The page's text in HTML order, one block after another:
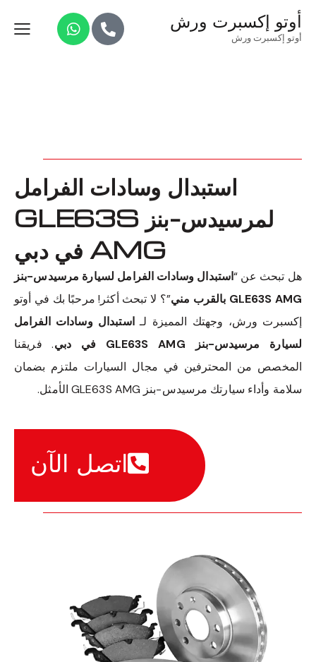
أوتو إكسبرت ورش
أوتو إكسبرت ورش
استبدال وسادات الفرامل
لمرسيدس-بنز GLE63S
AMG في دبي
هل تبحث عن “استبدال وسادات الفرامل لسيارة مرسيدس-بنز
GLE63S AMG بالقرب مني
”؟ لا تبحث أكثر! مرحبًا بك في أوتو
إكسبرت ورش، وجهتك المميزة لـاستبدال وسادات الفرامل
لسيارة مرسيدس-بنز GLE63S AMG في دبي
. فريقنا
المخصص من المحترفين في مجال السيارات ملتزم بضمان
سلامة وأداء سيارتك مرسيدس-بنز GLE63S AMG الأمثل.
اتصل الآن